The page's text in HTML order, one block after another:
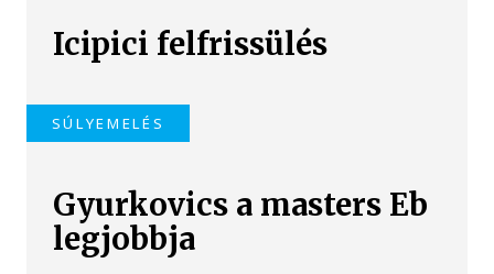
Icipici felfrissülés
SÚLYEMELÉS
Gyurkovics a masters Eb
legjobbja